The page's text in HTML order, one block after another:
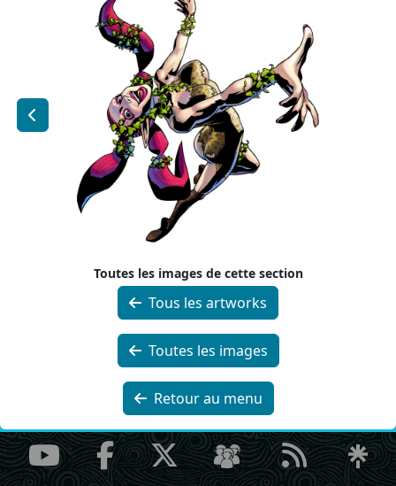
Toutes les images de cette section
Tous les artworks
Toutes les images
Retour au menu